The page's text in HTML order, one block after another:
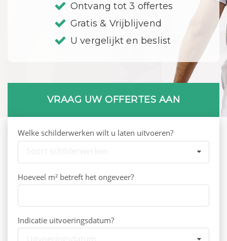
Ontvang tot 3 offertes
Gratis & Vrijblijvend
U vergelijkt en beslist
VRAAG UW OFFERTES AAN
Welke schilderwerken wilt u laten uitvoeren?
Hoeveel m² betreft het ongeveer?
Indicatie uitvoeringsdatum?